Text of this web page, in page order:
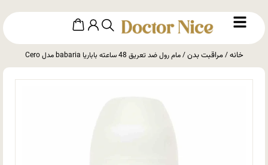
خانه/مراقبت بدن/ مام رول ضد تعریق 48 ساعته باباریا babaria مدل Cero